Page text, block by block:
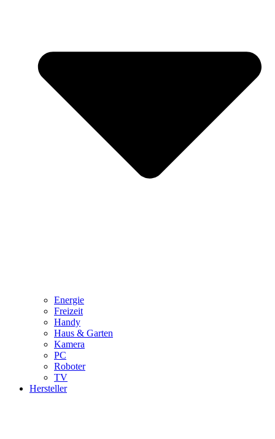
Energie
Freizeit
Handy
Haus & Garten
Kamera
PC
Roboter
TV
Hersteller